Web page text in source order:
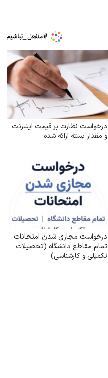
درخواست نظارت بر قیمت اینترنت
و مقدار بسته ارائه شده
درخواست مجازی شدن امتحانات
تمام مقاطع دانشگاه (تحصیلات
تکمیلی و کارشناسی)